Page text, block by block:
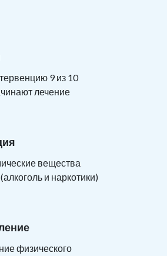
9 из 10
лечение
вещества
и наркотики)
физического